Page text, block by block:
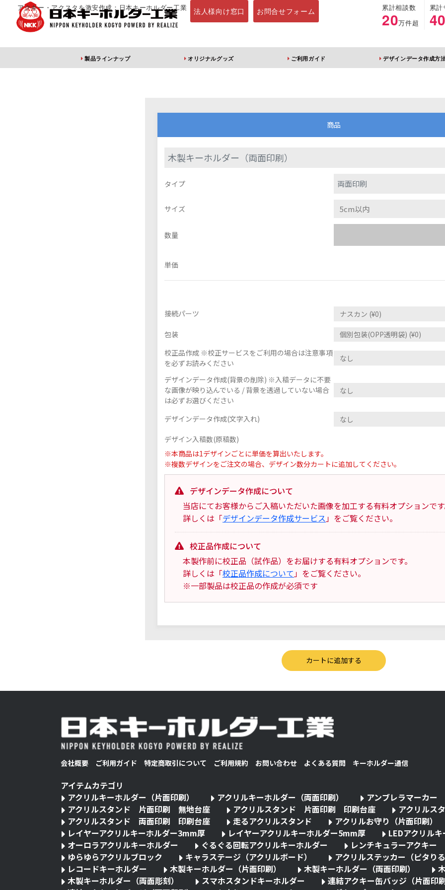
アクキー・アクスタを激安作成：日本キーホルダー工業 法人様向け窓口 お問合せフォーム 累計相談数
20万件超
累
製品ラインナップ オリジナルグッズ ご利用ガイド デザインデータ作成方
アクリルキーホルダー
アクリルスタンド 片
面印刷 無地台座
商品
木製キーホルダー（両面印刷）
タイプ 両面印刷
サイズ
数量
単価
接続パーツ
包装
校正品作成 ※校正サービスをご利用の場合は注意事項
を必ずお読みください
デザインデータ作成(背景の削除) ※入稿データに不要
な画像が映り込んでいる / 背景を透過していない場合
は必ずお選びください
デザインデータ作成(文字入れ)
デザイン入稿数(原稿数)
※本商品は1デザインごとに単価を算出いたします。
※複数デザインをご注文の場合、デザイン数分カートに追加してください。
デザインデータ作成について
当店にてお客様からご入稿いただいた画像を加工する有料オプションで
詳しくは「デザインデータ作成サービス 」をご覧ください。
校正品作成について
本製作前に校正品（試作品）をお届けする有料オプションです。
詳しくは「校正品作成について 」をご覧ください。
※一部製品は校正品の作成が必須です
会社概要 ご利用ガイド 特定商取引について ご利用規約 お問い合わせ よくある質問 キーホルダー通信
アイテムカテゴリ
アクリルキーホルダー（片面印刷）
アクリルキーホルダー（両面印刷）
アンブレラマーカー
アクリルスタンド 片面印刷 無地台座
アクリルスタンド 片面印刷 印刷台座
アクリル
アクリルスタンド 両面印刷 印刷台座
走るアクリルスタンド
アクリルお守り（片面印刷）
レイヤーアクリルキーホルダー3mm厚
レイヤーアクリルキーホルダー5mm厚
LEDアクリル
オーロラアクリルキーホルダー
ぐるぐる回転アクリルキーホルダー
レンチキュラーアクキー
ゆらゆらアクリルブロック
キャラステージ（アクリルボード）
アクリルステッカー（ピタり
レコードキーホルダー
木製キーホルダー（片面印刷） 木製キーホルダー（両面印刷）
木製キーホルダー（両面彫刻）
スマホスタンドキーホルダー
連結アクキー缶バッジ（片面印